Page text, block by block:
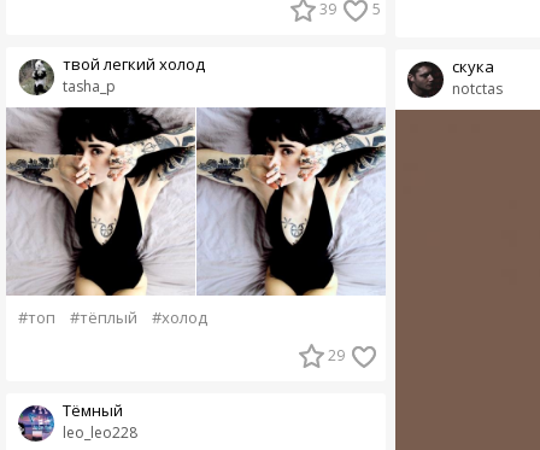
39 5
tasha_p
твой легкий холод
#топ #тёплый #холод
29
leo_leo228
Тёмный
notctas
скука